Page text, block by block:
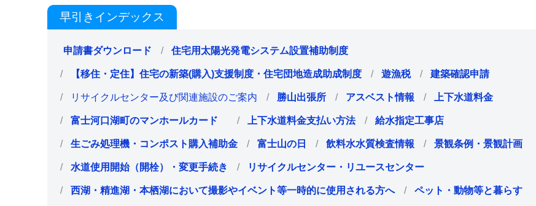
早引きインデックス
申請書ダウンロード 住宅用太陽光発電システム設置補助制度
【移住・定住】住宅の新築(購入)支援制度・住宅団地造成助成制度 遊漁税 建築確認申請
リサイクルセンター及び関連施設のご案内 勝山出張所 アスベスト情報 上下水道料金
富士河口湖町のマンホールカード 上下水道料金支払い方法 給水指定工事店
生ごみ処理機・コンポスト購入補助金 富士山の日 飲料水水質検査情報 景観条例・景観計画
水道使用開始（開栓）・変更手続き リサイクルセンター・リユースセンター
西湖・精進湖・本栖湖において撮影やイベント等一時的に使用される方へ ペット・動物等と暮らす